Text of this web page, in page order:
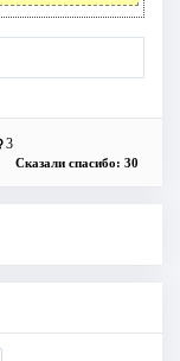
3
Сказали спасибо: 30